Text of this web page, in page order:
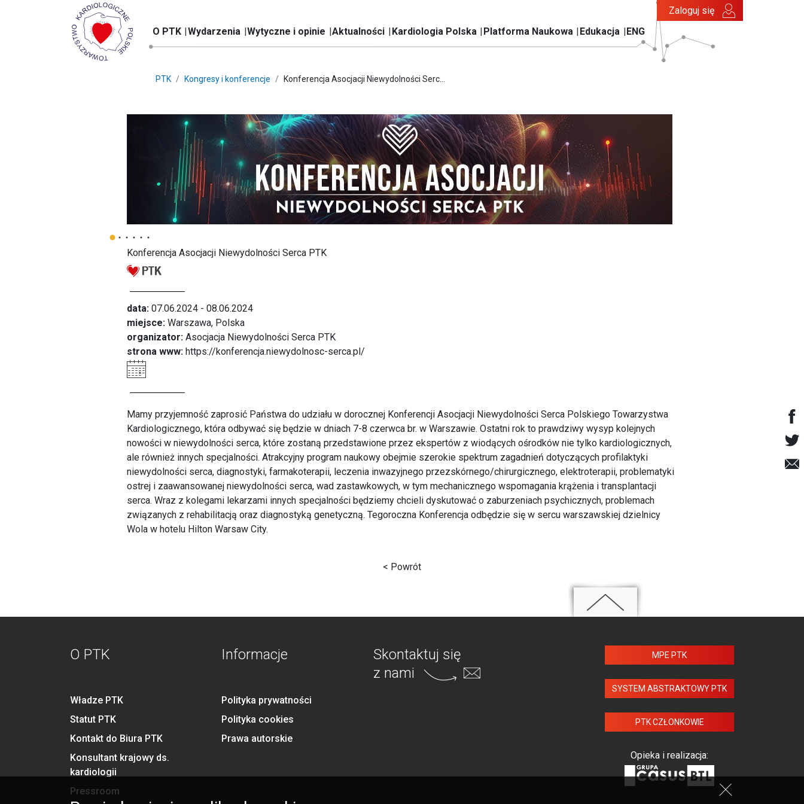
O PTK Wydarzenia Wytyczne i opinie Aktualności Kardiologia Polska Platforma Naukowa Edukacja ENG
Zaloguj się
PTK Kongresy i konferencje Konferencja Asocjacji Niewydolności Serc...
Konferencja Asocjacji Niewydolności Serca PTK
data: 07.06.2024 - 08.06.2024
miejsce: Warszawa, Polska
organizator: Asocjacja Niewydolności Serca PTK
strona www: https://konferencja.niewydolnosc-serca.pl/
Mamy przyjemność zaprosić Państwa do udziału w dorocznej Konferencji Asocjacji Niewydolności Serca Polskiego Towarzystwa
Kardiologicznego, która odbywać się będzie w dniach 7-8 czerwca br. w Warszawie. Ostatni rok to prawdziwy wysyp kolejnych
nowości w niewydolności serca, które zostaną przedstawione przez ekspertów z wiodących ośrodków nie tylko kardiologicznych,
ale również innych specjalności. Atrakcyjny program naukowy obejmie szerokie spektrum zagadnień dotyczących profilaktyki
niewydolności serca, diagnostyki, farmakoterapii, leczenia inwazyjnego przezskórnego/chirurgicznego, elektroterapii, problematyki
ostrej i zaawansowanej niewydolności serca, wad zastawkowych, w tym mechanicznego wspomagania krążenia i transplantacji
serca. Wraz z kolegami lekarzami innych specjalności będziemy chcieli dyskutować o zaburzeniach psychicznych, problemach
związanych z rehabilitacją oraz diagnostyką genetyczną. Tegoroczna Konferencja odbędzie się w sercu warszawskiej dzielnicy
Wola w hotelu Hilton Warsaw City.
< Powrót
O PTK
Władze PTK
Statut PTK
Kontakt do Biura PTK
Konsultant krajowy ds.
kardiologii
Pressroom
Informacje
Polityka prywatności
Polityka cookies
Prawa autorskie
Skontaktuj się
z nami
MPE PTK
SYSTEM ABSTRAKTOWY PTK
PTK CZŁONKOWIE
Opieka i realizacja: